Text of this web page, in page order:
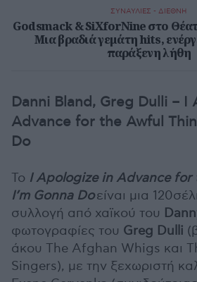
ΣΥΝΑΥΛΙΕΣ - ΔΙΕΘΝΗ
Godsmack & SiXforNine στο
Μια βραδιά γεμάτη hits,
παράξενη λήθη
Danni Bland, Greg Dulli – I
Advance for the Awful
Do
Το I Apologize in Advance for
I’m Gonna Doείναι μια
συλλογή από χαϊκού του
φωτογραφίες του Greg Dulli
άκου The Afghan Whigs και
Singers), με την ξεχωριστή